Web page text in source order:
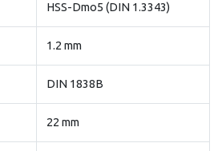
HSS-Dmo5 (DIN 1.3343)
1.2 mm
DIN 1838B
22 mm